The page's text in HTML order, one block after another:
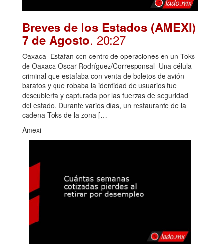
Breves de los Estados (AMEXI)
7 de Agosto. 20:27
Oaxaca Estafan con centro de operaciones en un Toks
de Oaxaca Oscar Rodríguez/Corresponsal Una célula
criminal que estafaba con venta de boletos de avión
baratos y que robaba la identidad de usuarios fue
descubierta y capturada por las fuerzas de seguridad
del estado. Durante varios días, un restaurante de la
cadena Toks de la zona […
Amexi